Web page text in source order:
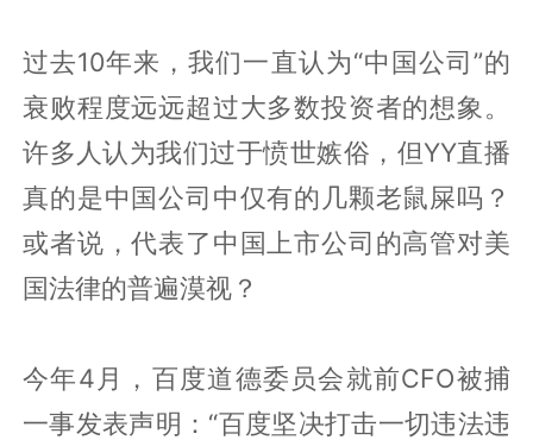
过去10年来，我们一直认为“中国公司”的
衰败程度远远超过大多数投资者的想象。
许多人认为我们过于愤世嫉俗，但YY直播
真的是中国公司中仅有的几颗老鼠屎吗？
或者说，代表了中国上市公司的高管对美
国法律的普遍漠视？
今年4月，百度道德委员会就前CFO被捕
一事发表声明：“百度坚决打击一切违法违